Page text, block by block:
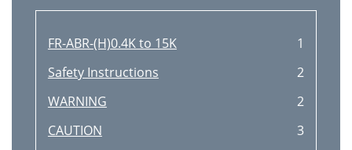
FR-ABR-(H)0.4K to 15K
1
Safety Instructions
2
WARNING
2
CAUTION
3